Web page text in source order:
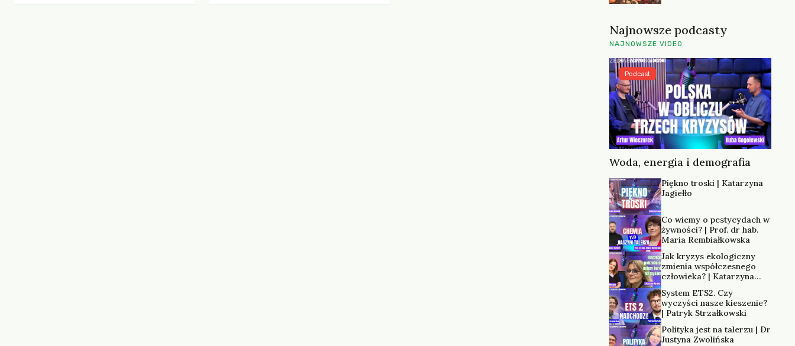
Najnowsze podcasty
NAJNOWSZE VIDEO
Woda, energia i demografia
Podcast
Piękno troski | Katarzyna
Jagiełło
Co wiemy o pestycydach w
żywności? | Prof. dr hab.
Maria Rembiałkowska
Jak kryzys ekologiczny
zmienia współczesnego
człowieka? | Katarzyna
System ETS2. Czy
wyczyści nasze kieszenie?
| Patryk Strzałkowski
Polityka jest na talerzu | Dr
Justyna Zwolińska